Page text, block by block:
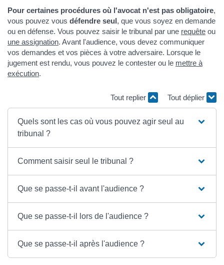
Pour certaines procédures où l'avocat n'est pas obligatoire,
vous pouvez vous défendre seul, que vous soyez en demande
ou en défense. Vous pouvez saisir le tribunal par une requête ou
une assignation. Avant l'audience, vous devez communiquer
vos demandes et vos pièces à votre adversaire. Lorsque le
jugement est rendu, vous pouvez le contester ou le mettre à
exécution.
Tout replier Tout déplier
Quels sont les cas où vous pouvez agir seul au
tribunal ?
Comment saisir seul le tribunal ?
Que se passe-t-il avant l'audience ?
Que se passe-t-il lors de l'audience ?
Que se passe-t-il après l'audience ?